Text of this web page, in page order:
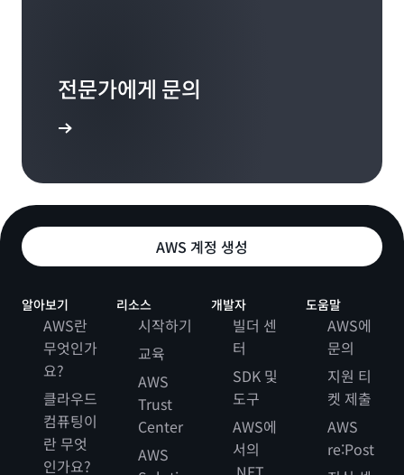
전문가에게 문의
AWS 계정 생성
알아보기
AWS란
무엇인가
요?
클라우드
컴퓨팅이
란 무엇
인가요?
리소스
시작하기
교육
AWS
Trust
Center
AWS
개발자
빌더 센
터
SDK 및
도구
AWS에
서의
도움말
AWS에
문의
지원 티
켓 제출
AWS
re:Post